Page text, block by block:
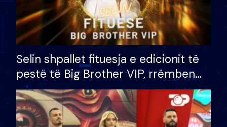
Selin shpallet fituesja e edicionit të
pestë të Big Brother VIP, rrëmben
çmimin e madh prej 100 mijë eurosh